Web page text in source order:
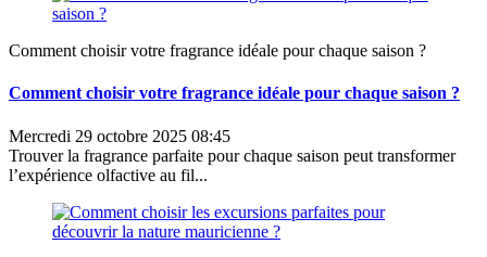
Comment choisir votre fragrance idéale pour chaque saison ?
Comment choisir votre fragrance idéale pour chaque saison ?
Mercredi 29 octobre 2025 08:45
Trouver la fragrance parfaite pour chaque saison peut transformer
l’expérience olfactive au fil...